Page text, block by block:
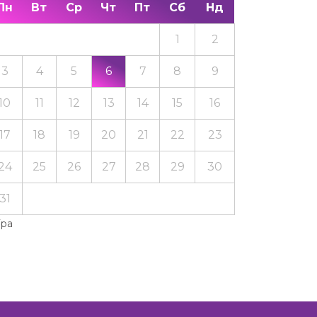
Вт Ср Чт Пт Сб Нд
1 2
3 4 5 6 7 8 9
11 12 13 14 15 16
18 19 20 21 22 23
25 26 27 28 29 30